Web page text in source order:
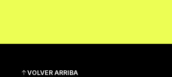
VOLVER ARRIBA